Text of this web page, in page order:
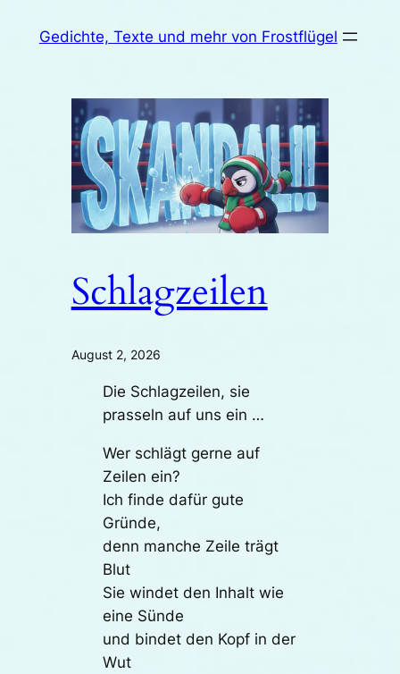
InhaltGedichte, Texte und mehr von Frostflügel
Schlagzeilen
August 2, 2026
Die Schlagzeilen, sie
prasseln auf uns ein …
Wer schlägt gerne auf
Zeilen ein?
Ich finde dafür gute
Gründe,
denn manche Zeile trägt
Blut
Sie windet den Inhalt wie
eine Sünde
und bindet den Kopf in der
Wut